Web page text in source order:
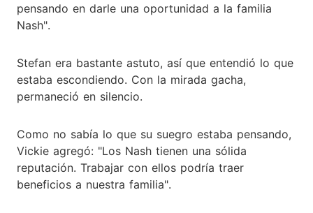
pensando en darle una oportunidad a la familia
Nash".
Stefan era bastante astuto, así que entendió lo que
estaba escondiendo. Con la mirada gacha,
permaneció en silencio.
Como no sabía lo que su suegro estaba pensando,
Vickie agregó: "Los Nash tienen una sólida
reputación. Trabajar con ellos podría traer
beneficios a nuestra familia".